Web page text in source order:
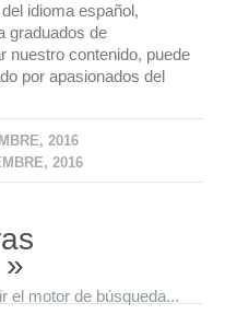
idioma español,
graduados de
nuestro contenido, puede
por apasionados del
2016
2016
el motor de búsqueda...